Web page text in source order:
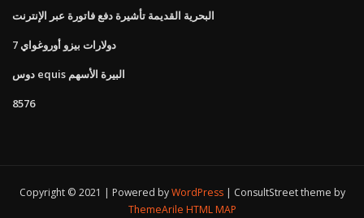
البحرية القديمة تأشيرة دفع فاتورة عبر الإنترنت
7 دولارات بيزو أوروغواي
دوس equis البيرة الأسهم
8576
Copyright © 2021 | Powered byWordPress
ConsultStreet theme by
ThemeArile HTML MAP